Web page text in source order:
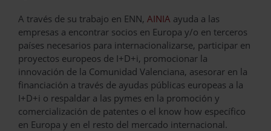
A través de su trabajo en ENN, AINIA ayuda a las
empresas a encontrar socios en Europa y/o en terceros
países necesarios para internacionalizarse, participar en
proyectos europeos de I+D+i, promocionar la
innovación de la Comunidad Valenciana, asesorar en la
financiación a través de ayudas públicas europeas a la
I+D+i o respaldar a las pymes en la promoción y
comercialización de patentes o el know how específico
en Europa y en el resto del mercado internacional.